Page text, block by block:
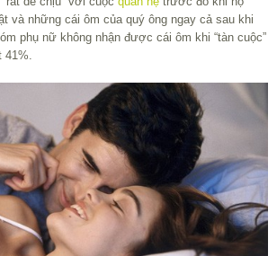
và những cái ôm của quý ông ngay cả sau khi
phụ nữ không nhận được cái ôm khi “tàn cuộc”
41%.